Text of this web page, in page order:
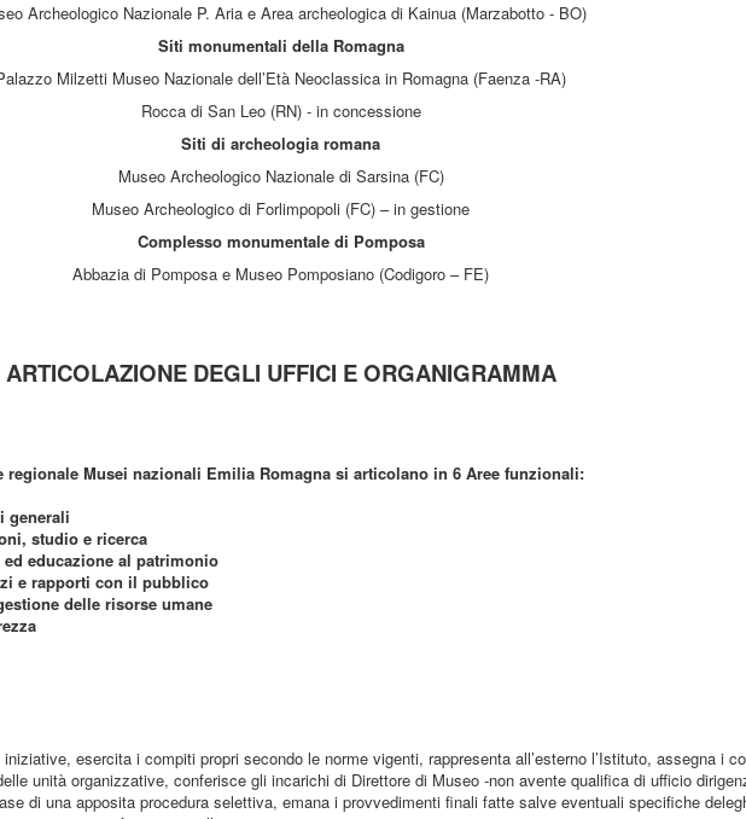
Archeologico Nazionale P. Aria e Area archeologica di Kainua (Marzabotto - BO)
Siti monumentali della Romagna
Milzetti Museo Nazionale dell’Età Neoclassica in Romagna (Faenza -RA)
Rocca di San Leo (RN) - in concessione
Siti di archeologia romana
Museo Archeologico Nazionale di Sarsina (FC)
Museo Archeologico di Forlimpopoli (FC) – in gestione
Complesso monumentale di Pomposa
Abbazia di Pomposa e Museo Pomposiano (Codigoro – FE)
ARTICOLAZIONE DEGLI UFFICI E ORGANIGRAMMA
Musei nazionali Emilia Romagna si articolano in 6 Aree funzionali:
generali
studio e ricerca
educazione al patrimonio
e rapporti con il pubblico
delle risorse umane
esercita i compiti propri secondo le norme vigenti, rappresenta all’esterno l’Istituto, assegna i
unità organizzative, conferisce gli incarichi di Direttore di Museo -non avente qualifica di ufficio
di una apposita procedura selettiva, emana i provvedimenti finali fatte salve eventuali specifiche